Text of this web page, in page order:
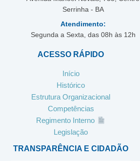
Serrinha - BA
Atendimento:
Segunda a Sexta, das 08h às 12h
ACESSO RÁPIDO
Início
Histórico
Estrutura Organizacional
Competências
Regimento Interno
Legislação
TRANSPARÊNCIA E CIDADÃO